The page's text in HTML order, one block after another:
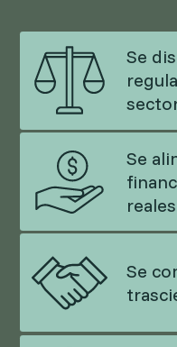
Se
Se
Se